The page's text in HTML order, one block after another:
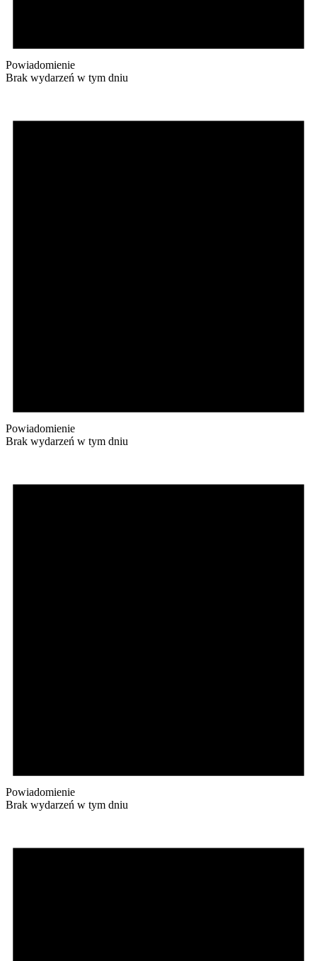
Powiadomienie
Brak wydarzeń w tym dniu
Powiadomienie
Brak wydarzeń w tym dniu
Powiadomienie
Brak wydarzeń w tym dniu